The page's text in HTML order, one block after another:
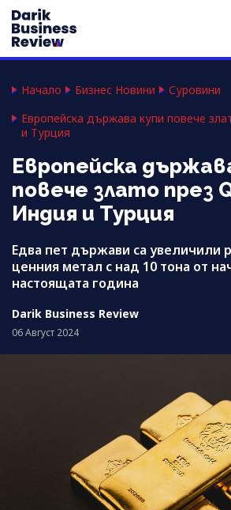
Начало Бизнес Новини
Суровини
Европейска държава купи повече
и Турция
Европейска
повече злато през
Индия и Турция
Едва пет държави са увеличили
ценния метал с над 10 тона от
настоящата година
Darik Business Review
06 Август 2024